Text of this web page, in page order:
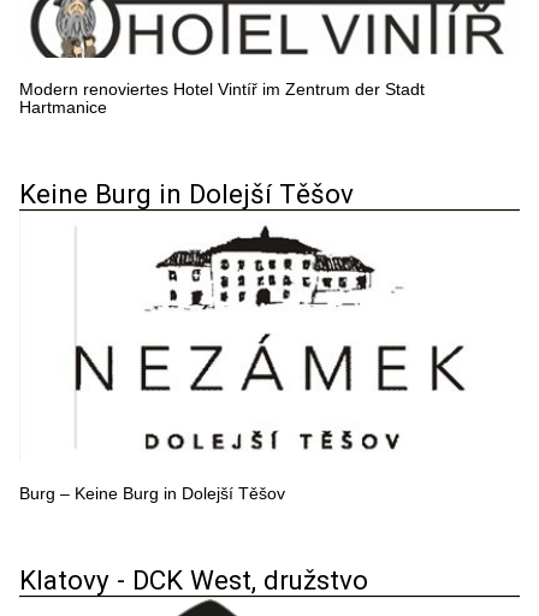
Modern renoviertes Hotel Vintíř im Zentrum der Stadt
Hartmanice
Keine Burg in Dolejší Těšov
Burg – Keine Burg in Dolejší Těšov
Klatovy - DCK West, družstvo